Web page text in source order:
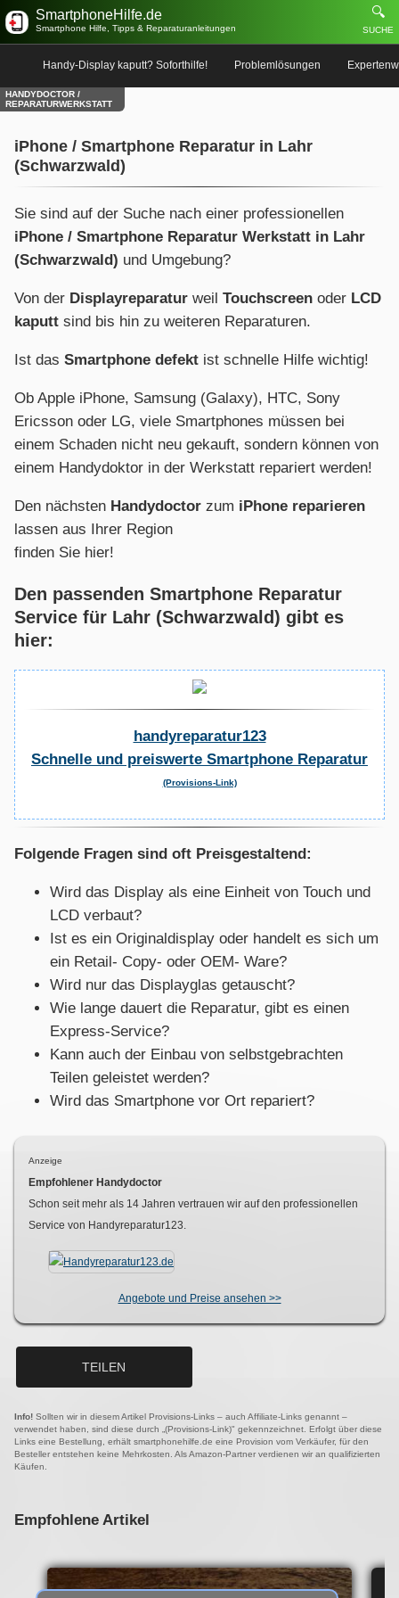
SmartphoneHilfe.de
Smartphone Hilfe, Tipps & Reparaturanleitungen
🔍
SUCHE
Handy-Display kaputt? Soforthilfe! Problemlösungen
HANDYDOCTOR /
REPARATURWERKSTATT
iPhone / Smartphone Reparatur in Lahr
(Schwarzwald)
Sie sind auf der Suche nach einer professionellen
iPhone / Smartphone Reparatur Werkstatt in Lahr
(Schwarzwald) und Umgebung?
Von der Displayreparatur weil Touchscreen oder LCD
kaputt sind bis hin zu weiteren Reparaturen.
Ist das Smartphone defekt ist schnelle Hilfe wichtig!
Ob Apple iPhone, Samsung (Galaxy), HTC, Sony
Ericsson oder LG, viele Smartphones müssen bei
einem Schaden nicht neu gekauft, sondern können von
einem Handydoktor in der Werkstatt repariert werden!
Den nächsten Handydoctor zum iPhone reparieren
lassen aus Ihrer Region
finden Sie hier!
Den passenden Smartphone Reparatur
Service für Lahr (Schwarzwald) gibt es
hier:
handyreparatur123
Schnelle und preiswerte Smartphone Reparatur
(Provisions-Link)
Folgende Fragen sind oft Preisgestaltend:
Wird das Display als eine Einheit von Touch und
LCD verbaut?
Ist es ein Originaldisplay oder handelt es sich um
ein Retail- Copy- oder OEM- Ware?
Wird nur das Displayglas getauscht?
Wie lange dauert die Reparatur, gibt es einen
Express-Service?
Kann auch der Einbau von selbstgebrachten
Teilen geleistet werden?
Wird das Smartphone vor Ort repariert?
Anzeige
Empfohlener Handydoctor
Schon seit mehr als 14 Jahren vertrauen wir auf den professionellen
Service von Handyreparatur123.
Angebote und Preise ansehen >>
TEILEN
Info! Sollten wir in diesem Artikel Provisions-Links – auch Affiliate-Links genannt –
verwendet haben, sind diese durch „(Provisions-Link)" gekennzeichnet. Erfolgt über diese
Links eine Bestellung, erhält smartphonehilfe.de eine Provision vom Verkäufer, für den
Besteller entstehen keine Mehrkosten. Als Amazon-Partner verdienen wir an qualifizierten
Käufen.
Empfohlene Artikel